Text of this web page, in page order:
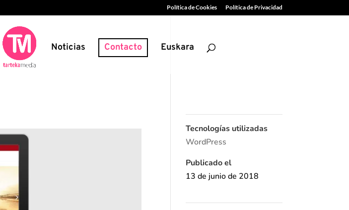
Política de Cookies Política de Privacidad
Noticias Contacto Euskara
Tecnologías utilizadas
WordPress
Publicado el
13 de junio de 2018